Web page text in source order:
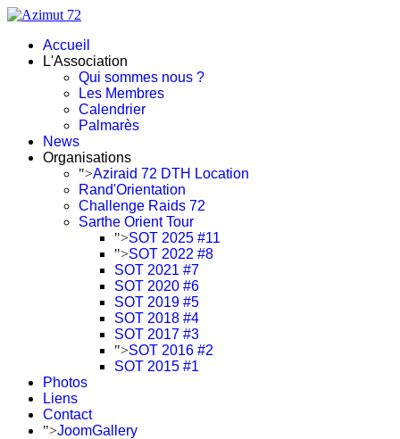
Accueil
L'Association
Qui sommes nous ?
Les Membres
Calendrier
Palmarès
News
Organisations
">Aziraid 72 DTH Location
Rand'Orientation
Challenge Raids 72
Sarthe Orient Tour
">SOT 2025 #11
">SOT 2022 #8
SOT 2021 #7
SOT 2020 #6
SOT 2019 #5
SOT 2018 #4
SOT 2017 #3
">SOT 2016 #2
SOT 2015 #1
Photos
Liens
Contact
">JoomGallery